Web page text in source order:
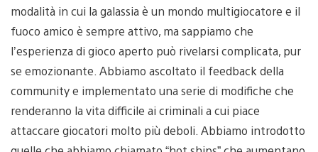
modalità in cui la galassia è un mondo multigiocatore e il
fuoco amico è sempre attivo, ma sappiamo che
l’esperienza di gioco aperto può rivelarsi complicata, pur
se emozionante. Abbiamo ascoltato il feedback della
community e implementato una serie di modifiche che
renderanno la vita difficile ai criminali a cui piace
attaccare giocatori molto più deboli. Abbiamo introdotto